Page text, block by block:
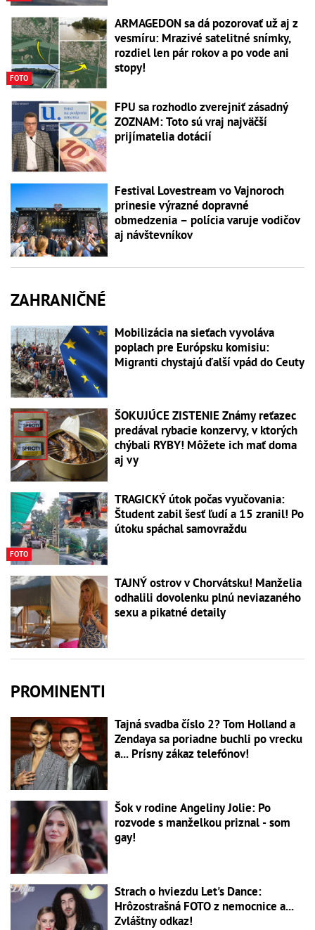
FOTO
ARMAGEDON sa dá pozorovať už aj z
vesmíru: Mrazivé satelitné snímky,
rozdiel len pár rokov a po vode ani
stopy!
FPU sa rozhodlo zverejniť zásadný
ZOZNAM: Toto sú vraj najväčší
prijímatelia dotácií
Festival Lovestream vo Vajnoroch
prinesie výrazné dopravné
obmedzenia – polícia varuje vodičov
aj návštevníkov
ZAHRANIČNÉ
Mobilizácia na sieťach vyvoláva
poplach pre Európsku komisiu:
Migranti chystajú ďalší vpád do Ceuty
ŠOKUJÚCE ZISTENIE Známy reťazec
predával rybacie konzervy, v ktorých
chýbali RYBY! Môžete ich mať doma
aj vy
FOTO
TRAGICKÝ útok počas vyučovania:
Študent zabil šesť ľudí a 15 zranil! Po
útoku spáchal samovraždu
TAJNÝ ostrov v Chorvátsku! Manželia
odhalili dovolenku plnú neviazaného
sexu a pikatné detaily
PROMINENTI
Tajná svadba číslo 2? Tom Holland a
Zendaya sa poriadne buchli po vrecku
a... Prísny zákaz telefónov!
Šok v rodine Angeliny Jolie: Po
rozvode s manželkou priznal - som
gay!
Strach o hviezdu Let's Dance:
Hrôzostrašná FOTO z nemocnice a...
Zvláštny odkaz!